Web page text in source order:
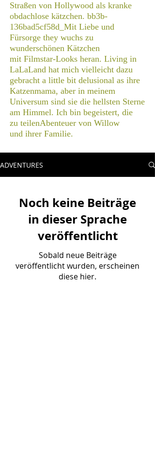
Straßen von Hollywood als kranke
obdachlose kätzchen. bb3b-
136bad5cf58d_Mit Liebe und
Fürsorge they wuchs zu
wunderschönen Kätzchen
mit Filmstar-Looks heran. Living in
LaLaLand hat mich vielleicht dazu
gebracht a little bit delusional as ihre
Katzenmama, aber in meinem
Universum sind sie die hellsten Sterne
am Himmel. Ich bin begeistert, die
zu teilenAbenteuer von Willow
und ihrer Familie.
ADVENTURES
Noch keine Beiträge
in dieser Sprache
veröffentlicht
Sobald neue Beiträge
veröffentlicht wurden, erscheinen
diese hier.